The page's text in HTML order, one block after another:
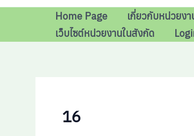
Home Page เกี่ยวกับหน่วยงา
เว็บไซต์หน่วยงานในสังกัด
16